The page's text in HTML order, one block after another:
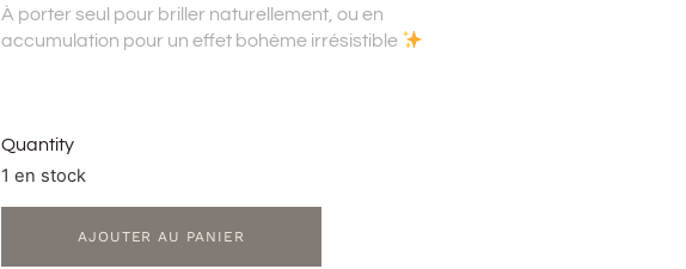
À porter seul pour briller naturellement, ou en
accumulation pour un effet bohème irrésistible
Quantity
1 en stock
AJOUTER AU PANIER